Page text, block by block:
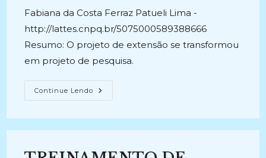
Fabiana da Costa Ferraz Patueli Lima -
http://lattes.cnpq.br/5075000589388666
Resumo: O projeto de extensão se transformou
em projeto de pesquisa.
Continue Lendo EDIÇÃO
CRÍTICA
DE